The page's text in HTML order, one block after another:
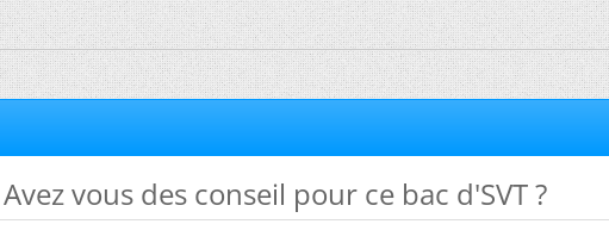
Avez vous des conseil pour ce bac d'SVT ?